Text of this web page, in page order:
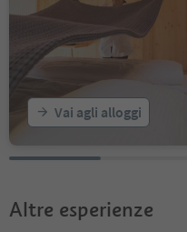
Vai agli alloggi
Altre esperienze